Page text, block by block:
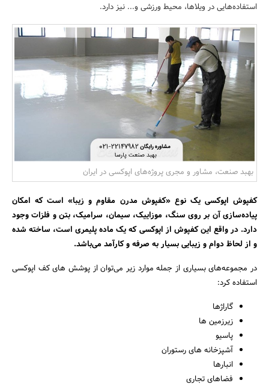
مسکن و ساختمان
استفاده‌هایی در ویلاها، محیط ورزشی و... نیز دارد.
بهبد صنعت، مشاور و مجری پروژه‌های اپوکسی در ایران
کفپوش اپوکسی یک نوع «کفپوش مدرن مقاوم و زیبا» است که امکان
پیاده‌سازی آن بر روی سنگ، موزاییک، سیمان، سرامیک، بتن و فلزات وجود
دارد. در واقع این کفپوش از اپوکسی که یک ماده پلیمری است، ساخته شده
و از لحاظ دوام و زیبایی بسیار به صرفه و کارآمد می‌باشد.
در مجموعه‌های بسیاری از جمله موارد زیر می‌توان از پوشش های کف اپوکسی
استفاده کرد:
گاراژها
زیرزمین ها
پاسیو
آشپزخانه های رستوران
انبارها
فضاهای تجاری